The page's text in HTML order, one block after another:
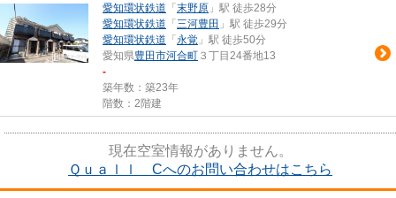
愛知環状鉄道 「 末野原 」駅 徒歩28分
愛知環状鉄道 「 三河豊田 」駅 徒歩29分
愛知環状鉄道 「 永覚 」駅 徒歩50分
愛知県豊田市河合町 ３丁目24番地13
-
築年数：築23年
階数：2階建
現在空室情報がありません。
Ｑｕａｌｌ Cへのお問い合わせはこちら